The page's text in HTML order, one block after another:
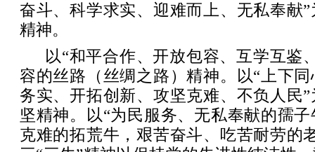
奋斗、科学求实、迎难而上、无私奉献
精神。
以“和平合作、开放包容、互学互鉴
容的丝路（丝绸之路）精神。以“上下
务实、开拓创新、攻坚克难、不负人民
坚精神。以“为民服务、无私奉献的孺
克难的拓荒牛，艰苦奋斗、吃苦耐劳的